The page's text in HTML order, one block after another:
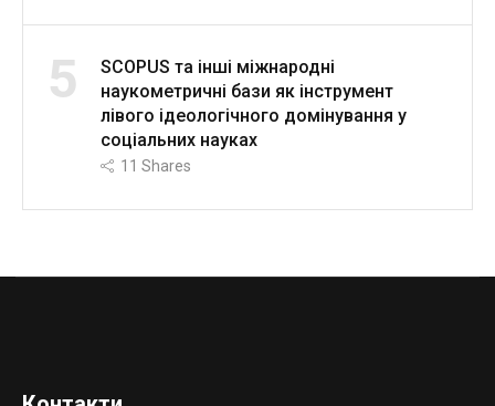
5
SCOPUS та інші міжнародні
наукометричні бази як інструмент
лівого ідеологічного домінування у
соціальних науках
11 Shares